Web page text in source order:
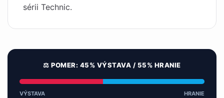
sérii Technic.
⚖️ POMER: 45% VÝSTAVA / 55% HRANIE
VÝSTAVA HRANIE